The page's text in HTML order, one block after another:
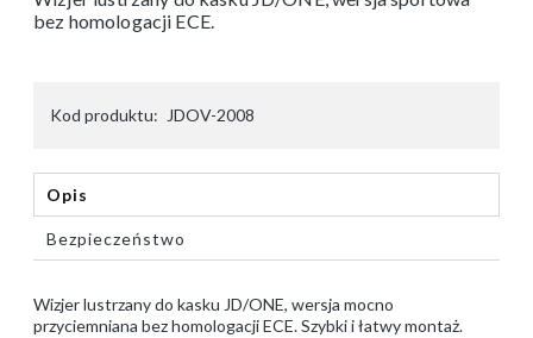
bez homologacji ECE.
Kod produktu: JDOV-2008
Opis
Bezpieczeństwo
Wizjer lustrzany do kasku JD/ONE, wersja mocno
przyciemniana bez homologacji ECE. Szybki i łatwy montaż.